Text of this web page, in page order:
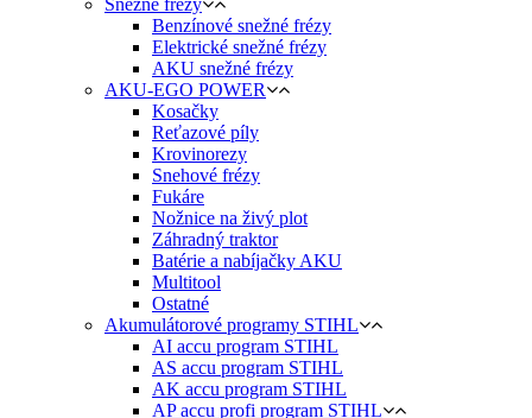
Snežné frézy
Benzínové snežné frézy
Elektrické snežné frézy
AKU snežné frézy
AKU-EGO POWER
Kosačky
Reťazové píly
Krovinorezy
Snehové frézy
Fukáre
Nožnice na živý plot
Záhradný traktor
Batérie a nabíjačky AKU
Multitool
Ostatné
Akumulátorové programy STIHL
AI accu program STIHL
AS accu program STIHL
AK accu program STIHL
AP accu profi program STIHL